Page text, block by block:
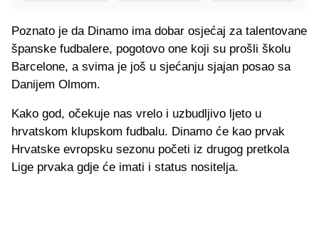
Poznato je da Dinamo ima dobar osjećaj za talentovane
španske fudbalere, pogotovo one koji su prošli školu
Barcelone, a svima je još u sjećanju sjajan posao sa
Danijem Olmom.
Kako god, očekuje nas vrelo i uzbudljivo ljeto u
hrvatskom klupskom fudbalu. Dinamo će kao prvak
Hrvatske evropsku sezonu početi iz drugog pretkola
Lige prvaka gdje će imati i status nositelja.